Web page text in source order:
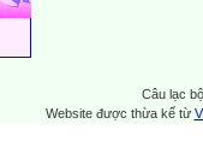
Câu lạc
Website được thừa kế từ